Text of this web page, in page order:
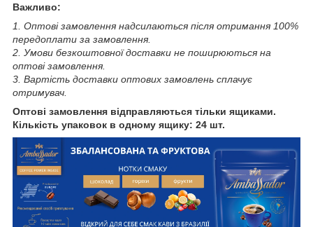
Важливо:
1. Оптові замовлення надсилаються після отримання 100%
передоплати за замовлення.
2. Умови безкоштовної доставки не поширюються на
оптові замовлення.
3. Вартість доставки оптових замовлень сплачує
отримувач.
Оптові замовлення відправляються тільки ящиками.
Кількість упаковок в одному ящику: 24 шт.